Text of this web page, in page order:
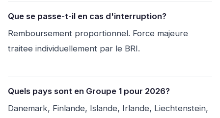
Que se passe-t-il en cas d'interruption?
Remboursement proportionnel. Force majeure
traitee individuellement par le BRI.
Quels pays sont en Groupe 1 pour 2026?
Danemark, Finlande, Islande, Irlande, Liechtenstein,